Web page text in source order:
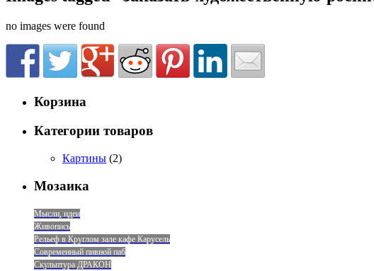
no images were found
Корзина
Категории товаров
Картины (2)
Мозаика
Мысли, идеи
Живопись
Рельеф в Круглом зале кафе Карусель
Современный пивной паб
Скульптура ДРАКОН